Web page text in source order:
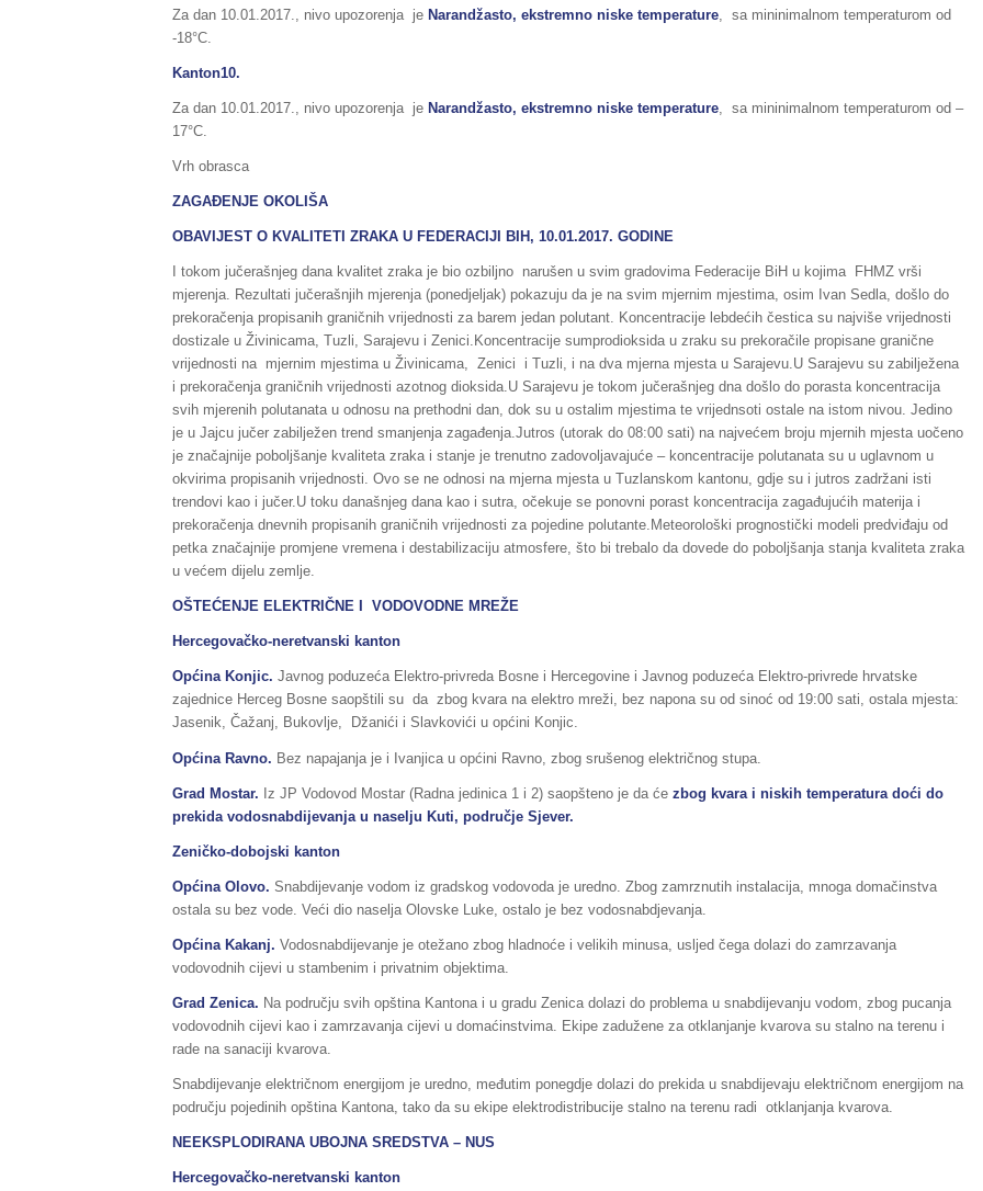
Za dan 10.01.2017., nivo upozorenja je Narandžasto, ekstremno niske temperature, sa mininimalnom temperaturom od
-18°C.
Kanton10.
Za dan 10.01.2017., nivo upozorenja je Narandžasto, ekstremno niske temperature, sa mininimalnom temperaturom od –
17°C.
Vrh obrasca
ZAGAĐENJE OKOLIŠA
OBAVIJEST O KVALITETI ZRAKA U FEDERACIJI BIH, 10.01.2017. GODINE
I tokom jučerašnjeg dana kvalitet zraka je bio ozbiljno narušen u svim gradovima Federacije BiH u kojima FHMZ vrši
mjerenja. Rezultati jučerašnjih mjerenja (ponedjeljak) pokazuju da je na svim mjernim mjestima, osim Ivan Sedla, došlo do
prekoračenja propisanih graničnih vrijednosti za barem jedan polutant. Koncentracije lebdećih čestica su najviše vrijednosti
dostizale u Živinicama, Tuzli, Sarajevu i Zenici.Koncentracije sumprodioksida u zraku su prekoračile propisane granične
vrijednosti na mjernim mjestima u Živinicama, Zenici i Tuzli, i na dva mjerna mjesta u Sarajevu.U Sarajevu su zabilježena
i prekoračenja graničnih vrijednosti azotnog dioksida.U Sarajevu je tokom jučerašnjeg dna došlo do porasta koncentracija
svih mjerenih polutanata u odnosu na prethodni dan, dok su u ostalim mjestima te vrijednsoti ostale na istom nivou. Jedino
je u Jajcu jučer zabilježen trend smanjenja zagađenja.Jutros (utorak do 08:00 sati) na najvećem broju mjernih mjesta uočeno
je značajnije poboljšanje kvaliteta zraka i stanje je trenutno zadovoljavajuće – koncentracije polutanata su u uglavnom u
okvirima propisanih vrijednosti. Ovo se ne odnosi na mjerna mjesta u Tuzlanskom kantonu, gdje su i jutros zadržani isti
trendovi kao i jučer.U toku današnjeg dana kao i sutra, očekuje se ponovni porast koncentracija zagađujućih materija i
prekoračenja dnevnih propisanih graničnih vrijednosti za pojedine polutante.Meteorološki prognostički modeli predviđaju od
petka značajnije promjene vremena i destabilizaciju atmosfere, što bi trebalo da dovede do poboljšanja stanja kvaliteta zraka
u većem dijelu zemlje.
OŠTEĆENJE ELEKTRIČNE I VODOVODNE MREŽE
Hercegovačko-neretvanski kanton
Općina Konjic. Javnog poduzeća Elektro-privreda Bosne i Hercegovine i Javnog poduzeća Elektro-privrede hrvatske
zajednice Herceg Bosne saopštili su da zbog kvara na elektro mreži, bez napona su od sinoć od 19:00 sati, ostala mjesta:
Jasenik, Čažanj, Bukovlje, Džanići i Slavkovići u općini Konjic.
Općina Ravno. Bez napajanja je i Ivanjica u općini Ravno, zbog srušenog električnog stupa.
Grad Mostar. Iz JP Vodovod Mostar (Radna jedinica 1 i 2) saopšteno je da će zbog kvara i niskih temperatura doći do
prekida vodosnabdijevanja u naselju Kuti, područje Sjever.
Zeničko-dobojski kanton
Općina Olovo. Snabdijevanje vodom iz gradskog vodovoda je uredno. Zbog zamrznutih instalacija, mnoga domačinstva
ostala su bez vode. Veći dio naselja Olovske Luke, ostalo je bez vodosnabdjevanja.
Općina Kakanj. Vodosnabdijevanje je otežano zbog hladnoće i velikih minusa, usljed čega dolazi do zamrzavanja
vodovodnih cijevi u stambenim i privatnim objektima.
Grad Zenica. Na području svih opština Kantona i u gradu Zenica dolazi do problema u snabdijevanju vodom, zbog pucanja
vodovodnih cijevi kao i zamrzavanja cijevi u domaćinstvima. Ekipe zadužene za otklanjanje kvarova su stalno na terenu i
rade na sanaciji kvarova.
Snabdijevanje električnom energijom je uredno, međutim ponegdje dolazi do prekida u snabdijevaju električnom energijom na
području pojedinih opština Kantona, tako da su ekipe elektrodistribucije stalno na terenu radi otklanjanja kvarova.
NEEKSPLODIRANA UBOJNA SREDSTVA – NUS
Hercegovačko-neretvanski kanton